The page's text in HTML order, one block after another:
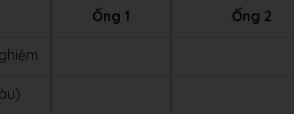
Ống 1
Ống 2